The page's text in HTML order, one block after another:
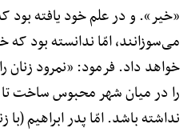
«خیر». و در علم خود یافته بود
می‌سوزانند، امّا ندانسته بود که
خواهد داد. فرمود: «نمرود زنان
را در میان شهر محبوس ساخت
نداشته باشد. امّا پدر ابراهیم